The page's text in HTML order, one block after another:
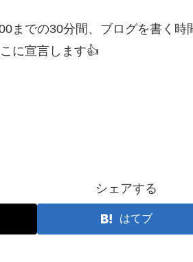
までの30分間、ブログを書く時
に宣言します👍
シェアする
はてブ